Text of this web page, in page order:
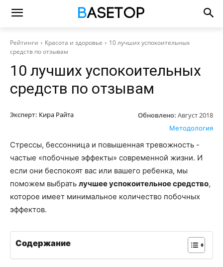
Рейтинги Красота и здоровье
10 лучших успокоительных
средств по отзывам
10 лучших успокоительных
средств по отзывам
Эксперт: Кира Райта Обновлено: Август 2018
Методология
Стрессы, бессонница и повышенная тревожность -
частые «побочные эффекты» современной жизни. И
если они беспокоят вас или вашего ребенка, мы
поможем выбрать лучшее успокоительное средство,
которое имеет минимальное количество побочных
эффектов.
Содержание